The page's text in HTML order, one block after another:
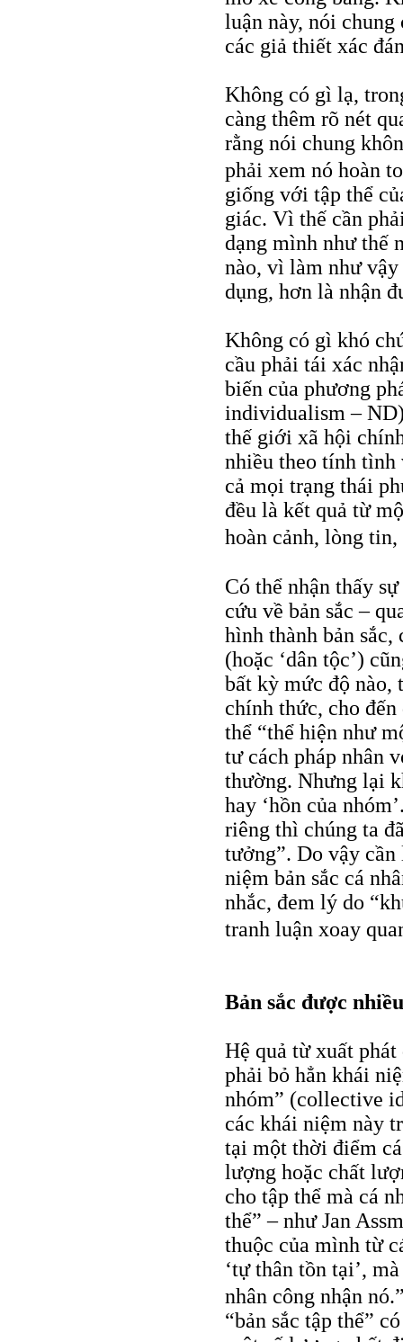
luận này, nói chung
các giả thiết xác
Không có gì lạ,
càng thêm rõ nét
rằng nói chung
phải xem nó hoàn
giống với tập thể
giác. Vì thế cần
dạng mình như thế
nào, vì làm như
dụng, hơn là nhận
Không có gì khó
cầu phải tái xác
biến của phương
individualism –
thế giới xã hội
nhiều theo tính tình
cả mọi trạng thái
đều là kết quả từ
hoàn cảnh, lòng
Có thể nhận thấy
cứu về bản sắc –
hình thành bản
(hoặc ‘dân tộc’)
bất kỳ mức độ nào,
chính thức, cho
thể “thể hiện như
tư cách pháp nhân
thường. Nhưng lại
hay ‘hồn của
riêng thì chúng ta
tưởng”. Do vậy
niệm bản sắc cá
nhắc, đem lý do
tranh luận xoay
Bản sắc được
Hệ quả từ xuất
phải bỏ hẳn khái
nhóm” (collective
các khái niệm này
tại một thời điểm
lượng hoặc chất
cho tập thể mà cá
thể” – như Jan
thuộc của mình từ
‘tự thân tồn tại’,
nhân công nhận
“bản sắc tập thể”